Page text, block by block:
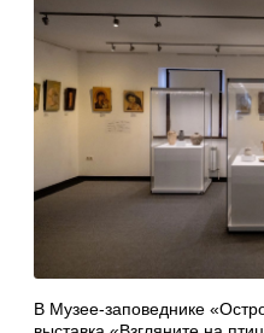
В Музее-заповеднике